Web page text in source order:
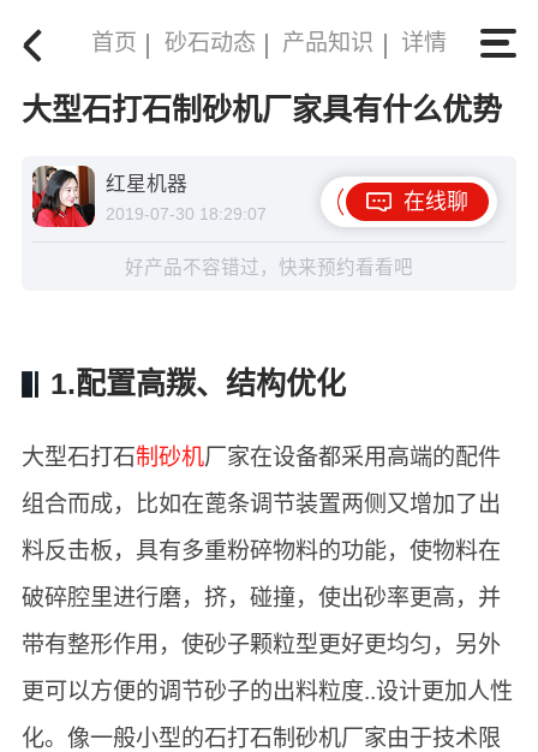
首页 砂石动态 产品知识 详情
大型石打石制砂机厂家具有什么优势
红星机器
2019-07-30 18:29:07
在线聊
好产品不容错过，快来预约看看吧
1.配置高羰、结构优化
大型石打石制砂机厂家在设备都采用高端的配件
组合而成，比如在蓖条调节装置两侧又增加了出
料反击板，具有多重粉碎物料的功能，使物料在
破碎腔里进行磨，挤，碰撞，使出砂率更高，并
带有整形作用，使砂子颗粒型更好更均匀，另外
更可以方便的调节砂子的出料粒度..设计更加人性
化。像一般小型的石打石制砂机厂家由于技术限